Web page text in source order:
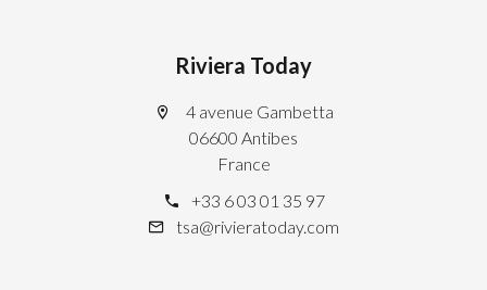
Riviera Today
4 avenue Gambetta
06600 Antibes
France
+33 6 03 01 35 97
tsa@rivieratoday.com